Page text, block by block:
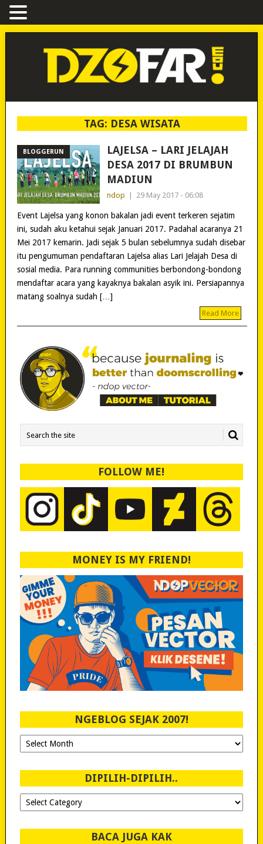
TAG: DESA WISATA
BLOGGERUN
LAJELSA – LARI JELAJAH
DESA 2017 DI BRUMBUN
MADIUN
ndop 29 May 2017 - 06:08
Event Lajelsa yang konon bakalan jadi event terkeren sejatim
ini, sudah aku ketahui sejak Januari 2017. Padahal acaranya 21
Mei 2017 kemarin. Jadi sejak 5 bulan sebelumnya sudah disebar
itu pengumuman pendaftaran Lajelsa alias Lari Jelajah Desa di
sosial media. Para running communities berbondong-bondong
mendaftar acara yang kayaknya bakalan asyik ini. Persiapannya
matang soalnya sudah […]
Read More
FOLLOW ME!
MONEY IS MY FRIEND!
NGEBLOG SEJAK 2007!
Ngeblog
Sejak
DIPILIH-DIPILIH..
Dipilih-
dipilih..
BACA JUGA KAK